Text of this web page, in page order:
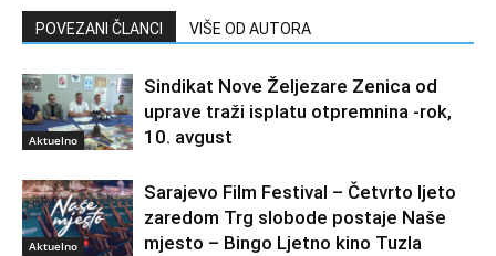
POVEZANI ČLANCI VIŠE OD AUTORA
Aktuelno
Sindikat Nove Željezare Zenica od
uprave traži isplatu otpremnina -rok,
10. avgust
Aktuelno
Sarajevo Film Festival – Četvrto ljeto
zaredom Trg slobode postaje Naše
mjesto – Bingo Ljetno kino Tuzla